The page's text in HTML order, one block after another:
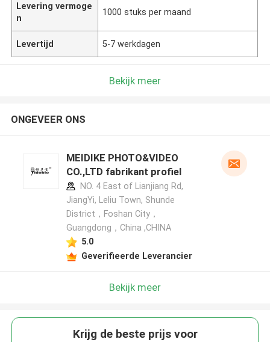
Levering vermoge
n
1000 stuks per maand
Levertijd 5-7 werkdagen
Bekijk meer
ONGEVEER ONS
MEIDIKE PHOTO&VIDEO
CO.,LTD fabrikant profiel
NO. 4 East of Lianjiang Rd,
JiangYi, Leliu Town, Shunde
District，Foshan City，
Guangdong，China ,CHINA
5.0
Geverifieerde Leverancier
Bekijk meer
Krijg de beste prijs voor